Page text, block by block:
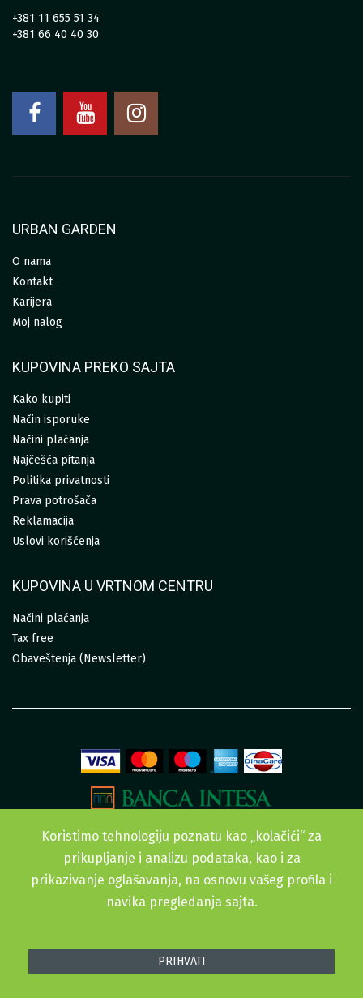
+381 11 655 51 34
+381 66 40 40 30
URBAN GARDEN
O nama
Kontakt
Karijera
Moj nalog
KUPOVINA PREKO SAJTA
Kako kupiti
Način isporuke
Načini plaćanja
Najčešća pitanja
Politika privatnosti
Prava potrošača
Reklamacija
Uslovi korišćenja
KUPOVINA U VRTNOM CENTRU
Načini plaćanja
Tax free
Obaveštenja (Newsletter)
Sva prava zadržana. © 2015-2022 Urban Garden doo
Koristimo tehnologiju poznatu kao „kolačići“ za
prikupljanje i analizu podataka, kao i za
prikazivanje oglašavanja, na osnovu vašeg profila i
navika pregledanja sajta.
PRIHVATI